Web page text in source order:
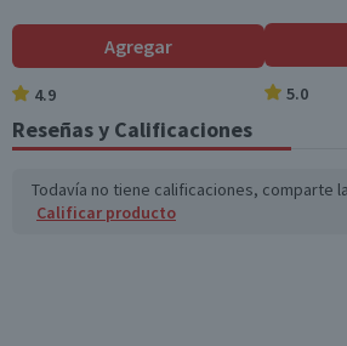
Agregar
4.9 5.0
Reseñas y Calificaciones
Todavía no tiene calificaciones, comparte
Calificar producto